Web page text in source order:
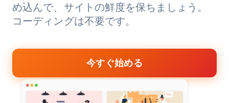
め込んで、サイトの鮮度を保ちましょう。
コーディングは不要です。
今すぐ始める